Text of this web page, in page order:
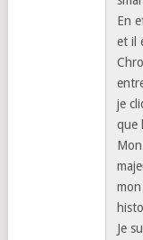
En
et il
je
que
Je